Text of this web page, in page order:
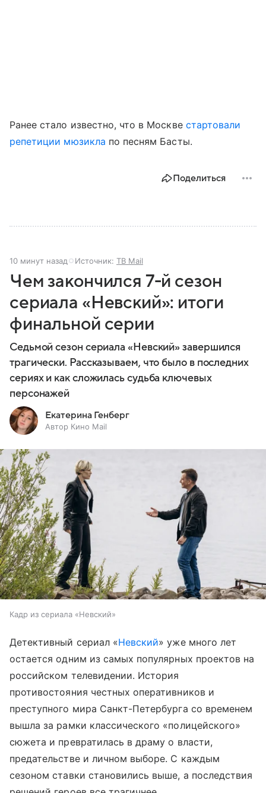
Ранее стало известно, что в Москве стартовали
репетиции мюзикла по песням Басты.
Поделиться
10 минут назад Источник: ТВ Mail
Чем закончился 7-й сезон
сериала «Невский»: итоги
финальной серии
Седьмой сезон сериала «Невский» завершился
трагически. Рассказываем, что было в последних
сериях и как сложилась судьба ключевых
персонажей
Екатерина Генберг
Автор Кино Mail
Кадр из сериала «Невский»
Детективный сериал «Невский» уже много лет
остается одним из самых популярных проектов на
российском телевидении. История
противостояния честных оперативников и
преступного мира Санкт-Петербурга со временем
вышла за рамки классического «полицейского»
сюжета и превратилась в драму о власти,
предательстве и личном выборе. С каждым
сезоном ставки становились выше, а последствия